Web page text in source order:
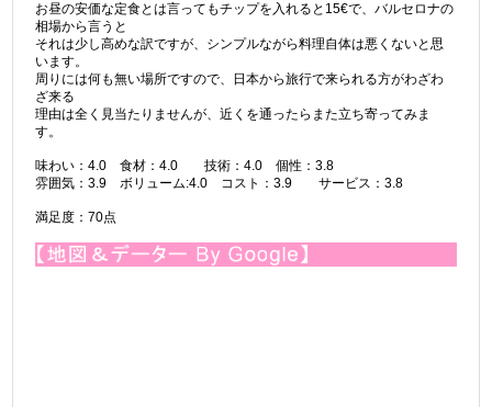
お昼の安価な定食とは言ってもチップを入れると15€で、バルセロナの
相場から言うと
それは少し高めな訳ですが、シンプルながら料理自体は悪くないと思
います。
周りには何も無い場所ですので、日本から旅行で来られる方がわざわ
ざ来る
理由は全く見当たりませんが、近くを通ったらまた立ち寄ってみま
す。
味わい：4.0 食材：4.0 技術：4.0 個性：3.8
雰囲気：3.9 ボリューム:4.0 コスト：3.9 サービス：3.8
満足度：70点